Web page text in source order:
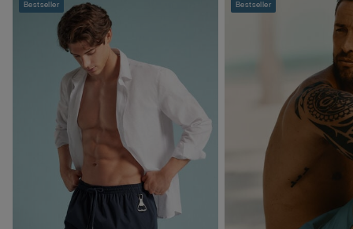
Bestseller Bestseller